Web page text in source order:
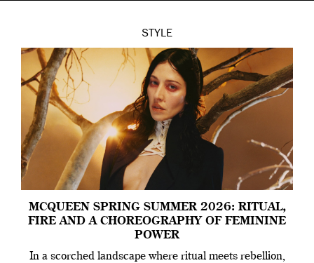
STYLE
MCQUEEN SPRING SUMMER 2026: RITUAL,
FIRE AND A CHOREOGRAPHY OF FEMININE
POWER
In a scorched landscape where ritual meets rebellion,